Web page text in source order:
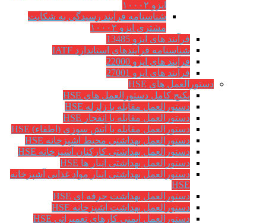
شناسنامه فرآیند رسیدگی به شکایت
مشتری ایزو ۱۰۰۰۲
فرآیند های ایزو 13485
شناسنامه فرآیندهای استاندارد IATF
فرآیند های ایزو 22000
فرآیند های ایزو 27001
دستورالعمل های HSE
پکیج کامل دستورالعمل های HSE
دستورالعمل مقابله با زلزله HSE
دستورالعمل مقابله با انفجار HSE
دستورالعمل مقابله با آتش سوزی (اطفاء) HSE
دستورالعمل بهداشتی محیط آشپزخانه HSE
دستورالعمل بهداشتی کارکنان آشپزخانه HSE
دستورالعمل بهداشتی انبار ها HSE
دستورالعمل بهداشتی انبار مواد غذایی آشپزخانه
HSE
دستورالعمل بهداشت حرفه ای HSE
دستورالعمل بهداشت آشپزخانه HSE
دستورالعمل ایمنی کارهای تعمیراتی HSE